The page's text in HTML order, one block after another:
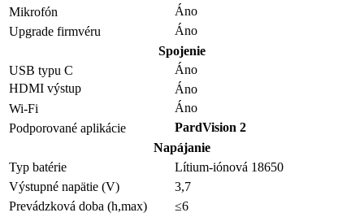
Mikrofón
Áno
Upgrade firmvéru
Áno
Spojenie
USB typu C
Áno
HDMI výstup
Áno
Wi-Fi
Áno
Podporované aplikácie
PardVision 2
Napájanie
Typ batérie
Lítium-iónová 18650
Výstupné napätie (V)
3,7
Prevádzková doba (h,max)
≤6